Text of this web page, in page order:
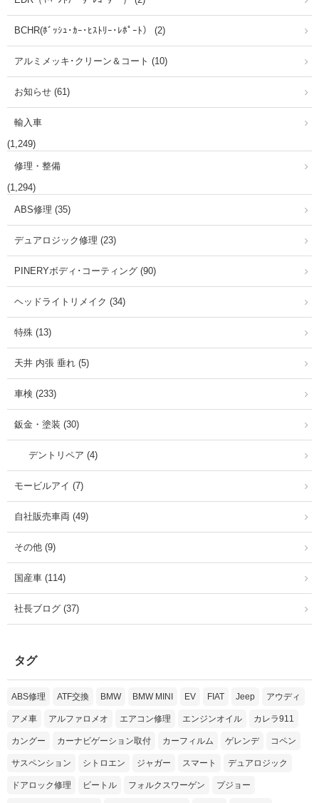
BCHR(ﾎﾞｯｼｭ･ｶｰ･ﾋｽﾄﾘｰ･ﾚﾎﾟｰﾄ） (2)
アルミメッキ･クリーン＆コート (10)
お知らせ (61)
輸入車
(1,249)
修理・整備
(1,294)
ABS修理 (35)
デュアロジック修理 (23)
PINERYボディ･コーティング (90)
ヘッドライトリメイク (34)
特殊 (13)
天井 内張 垂れ (5)
車検 (233)
鈑金・塗装 (30)
デントリペア (4)
モービルアイ (7)
自社販売車両 (49)
その他 (9)
国産車 (114)
社長ブログ (37)
タグ
ABS修理 ATF交換 BMW BMW MINI EV FIAT Jeep アウディ
アメ車 アルファロメオ エアコン修理 エンジンオイル カレラ911
カングー カーナビゲーション取付 カーフィルム ゲレンデ コペン
サスペンション シトロエン ジャガー スマート デュアロジック
ドアロック修理 ビートル フォルクスワーゲン プジョー